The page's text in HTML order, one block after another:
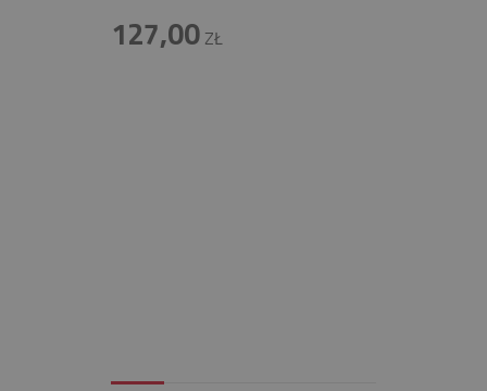
127,00ZŁ